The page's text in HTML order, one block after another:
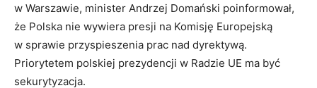
w Warszawie, minister Andrzej Domański poinformował,
że Polska nie wywiera presji na Komisję Europejską
w sprawie przyspieszenia prac nad dyrektywą.
Priorytetem polskiej prezydencji w Radzie UE ma być
sekurytyzacja.